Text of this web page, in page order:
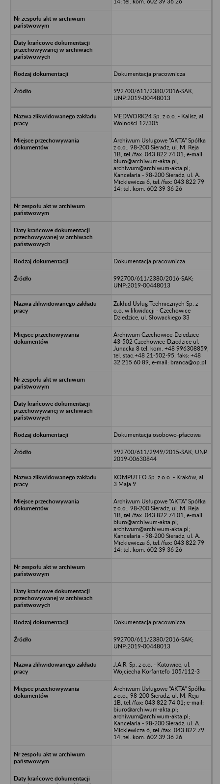
Dokumentacja pracownicza
992700/611/2380/2016-SAK;
UNP:2019-00448013
MEDWORK24 Sp. z o.o. - Kalisz, al.
Wolności 12/305
Archiwum Usługowe "AKTA" Spółka
z o.o., 98-200 Sieradz, ul. M. Reja
1B, tel./fax: 043 822 74 01; e-mail:
biuro@archiwum-akta.pl;
archiwum@archiwum-akta.pl;
Kancelaria - 98-200 Sieradz, ul. A.
Mickiewicza 6, tel./fax: 043 822 79
14; tel. kom. 602 39 36 26
Dokumentacja pracownicza
992700/611/2380/2016-SAK;
UNP:2019-00448013
Zakład Usług Technicznych Sp. z
o.o. w likwidacji - Czechowice
Dziedzice, ul. Słowackiego 33
Archiwum Czechowice-Dziedzice
43-502 Czechowice-Dziedzice ul.
Junacka 8 tel. kom. +48 996308859,
tel. stac.+48 21-502-95, faks: +48
32 215 60 89, e-mail: branca@op.pl
Dokumentacja osobowo-płacowa
992700/611/2949/2015-SAK; UNP:
2019-00630844
KOMPUTEO Sp. z o.o. - Kraków, al.
3 Maja 9
Archiwum Usługowe "AKTA" Spółka
z o.o., 98-200 Sieradz, ul. M. Reja
1B, tel./fax: 043 822 74 01; e-mail:
biuro@archiwum-akta.pl;
archiwum@archiwum-akta.pl;
Kancelaria - 98-200 Sieradz, ul. A.
Mickiewicza 6, tel./fax: 043 822 79
14; tel. kom. 602 39 36 26
Dokumentacja pracownicza
992700/611/2380/2016-SAK;
UNP:2019-00448013
J.A.R. Sp. z o.o. - Katowice, ul.
Wojciecha Korfantefo 105/112-3
Archiwum Usługowe "AKTA" Spółka
z o.o., 98-200 Sieradz, ul. M. Reja
1B, tel./fax: 043 822 74 01; e-mail:
biuro@archiwum-akta.pl;
archiwum@archiwum-akta.pl;
Kancelaria - 98-200 Sieradz, ul. A.
Mickiewicza 6, tel./fax: 043 822 79
14; tel. kom. 602 39 36 26